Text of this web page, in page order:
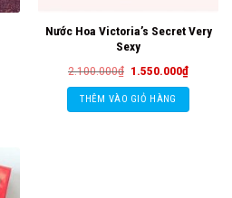
Nước Hoa Victoria’s Secret Very
Sexy
2.100.000₫ Giá
là:
2.100.000₫.
1.550.000₫Giá
tại
THÊM VÀO GIỎ HÀNG